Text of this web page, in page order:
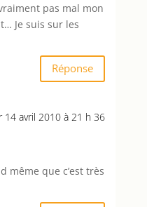
pas mal mon
Je suis sur les
Réponse
14 avril 2010 à 21 h 36
même que c’est très